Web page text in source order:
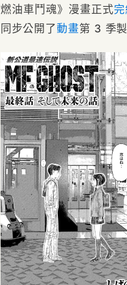
燃油車鬥魂》漫畫正式
同步公開了動畫第 3 季